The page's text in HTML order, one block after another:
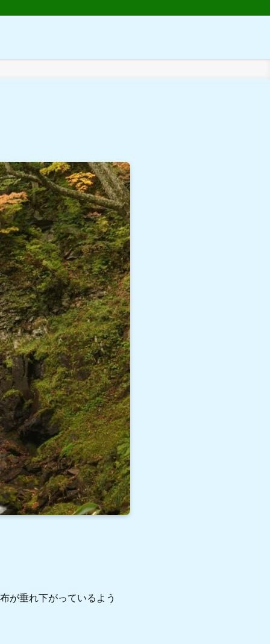
が垂れ下がっているよう